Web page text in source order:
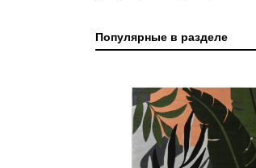
Популярные в разделе